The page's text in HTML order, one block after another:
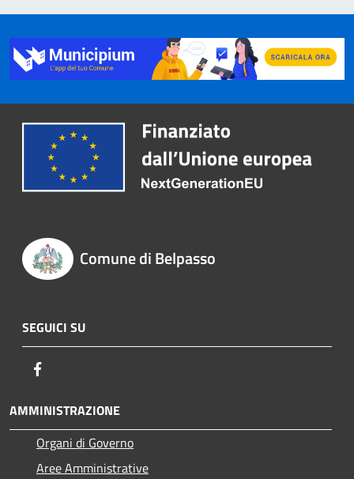
Comune di Belpasso
SEGUICI SU
AMMINISTRAZIONE
Organi di Governo
Aree Amministrative